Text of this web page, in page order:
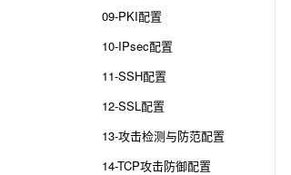
09-PKI配置
10-IPsec配置
11-SSH配置
12-SSL配置
13-攻击检测与防范配置
14-TCP攻击防御配置